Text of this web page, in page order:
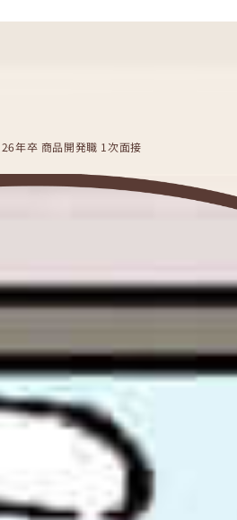
26年卒 商品開発職 1次面接